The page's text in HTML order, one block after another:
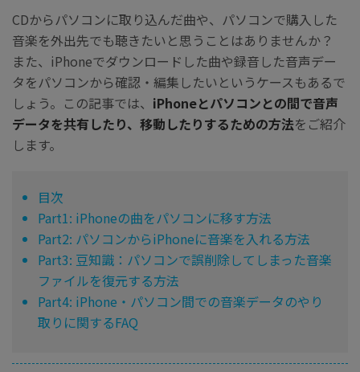
CDからパソコンに取り込んだ曲や、パソコンで購入した
音楽を外出先でも聴きたいと思うことはありませんか？
また、iPhoneでダウンロードした曲や録音した音声デー
タをパソコンから確認・編集したいというケースもあるで
しょう。この記事では、 iPhoneとパソコンとの間で音声
データを共有したり、移動したりするための方法をご紹介
します。
目次
Part1: iPhoneの曲をパソコンに移す方法
Part2: パソコンからiPhoneに音楽を入れる方法
Part3: 豆知識：パソコンで誤削除してしまった音楽
ファイルを復元する方法
Part4: iPhone・パソコン間での音楽データのやり
取りに関するFAQ